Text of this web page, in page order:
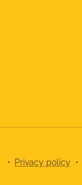
Privacy policy